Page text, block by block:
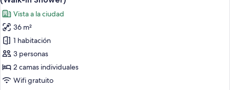
acceso
para
personas
discapacitadas
las
fotos
de
Habitación
Premium,
2
camas
Vista a la ciudad
36 m²
1 habitación
3 personas
2 camas individuales
Wifi gratuito